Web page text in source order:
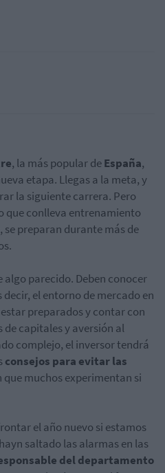
, la más popular deEspaña,
etapa. Llegas a la meta, y
la siguiente carrera. Pero
que conlleva entrenamiento
, se preparan durante más de
algo parecido. Deben conocer
decir, el entorno de mercado en
preparados y contar con
capitales y aversión al
complejo, el inversor tendrá
consejos para evitar las
muchos experimentan si
el año nuevo si estamos
saltado las alarmas en las
del departamento